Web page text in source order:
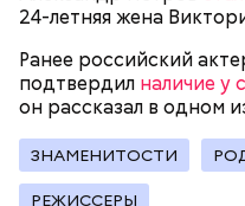
24-летняя жена
Ранее российский
подтвердил наличие у
он рассказал в одном
ЗНАМЕНИТОСТИ
РЕЖИССЕРЫ
обжарить на
петрушки, чеснок, соль
Получается очень
Копылов.
с сахарным диабетом;